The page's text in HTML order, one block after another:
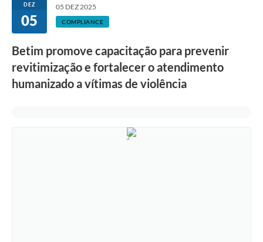
DEZ
05
05 DEZ 2025
COMPLIANCE
Betim promove capacitação para prevenir
revitimização e fortalecer o atendimento
humanizado a vítimas de violência